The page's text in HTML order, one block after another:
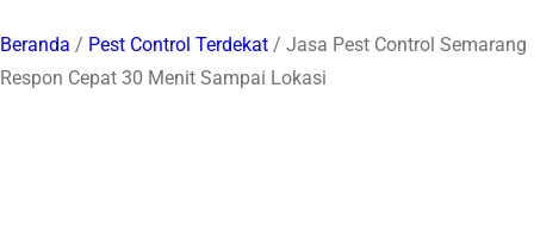
Beranda / Pest Control Terdekat / Jasa Pest Control Semarang
Respon Cepat 30 Menit Sampai Lokasi